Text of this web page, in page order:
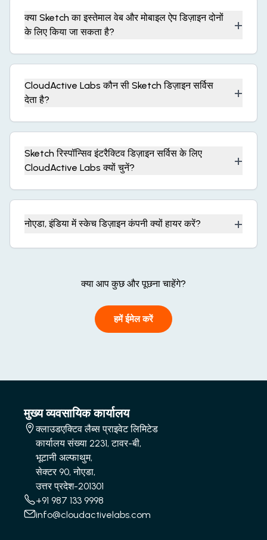
क्या Sketch का इस्तेमाल वेब और मोबाइल ऐप डिज़ाइन दोनों
के लिए किया जा सकता है?
+
CloudActive Labs कौन सी Sketch डिज़ाइन सर्विस
देता है?
+
Sketch रिस्पॉन्सिव इंटरैक्टिव डिज़ाइन सर्विस के लिए
CloudActive Labs क्यों चुनें?
+
नोएडा, इंडिया में स्केच डिज़ाइन कंपनी क्यों हायर करें? +
क्या आप कुछ और पूछना चाहेंगे?
हमें ईमेल करें
मुख्य व्यवसायिक कार्यालय
क्लाउडएक्टिव लैब्स प्राइवेट लिमिटेड
कार्यालय संख्या 2231, टावर-बी,
भूटानी अल्फाथुम,
सेक्टर 90, नोएडा,
उत्तर प्रदेश-201301
+91 987 133 9998
info@cloudactivelabs.com